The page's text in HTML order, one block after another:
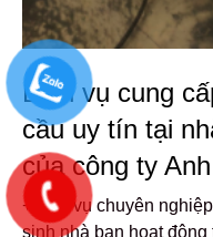
Dịch vụ cung
cầu uy tín tại
của công ty
+Dịch vụ chuyên
sinh nhà bạn hoạt